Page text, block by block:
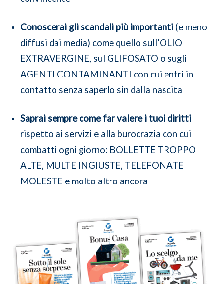
Conoscerai gli scandali più importanti (e meno
diffusi dai media) come quello sull’OLIO
EXTRAVERGINE, sul GLIFOSATO o sugli
AGENTI CONTAMINANTI con cui entri in
contatto senza saperlo sin dalla nascita
Saprai sempre come far valere i tuoi diritti
rispetto ai servizi e alla burocrazia con cui
combatti ogni giorno: BOLLETTE TROPPO
ALTE, MULTE INGIUSTE, TELEFONATE
MOLESTE e molto altro ancora